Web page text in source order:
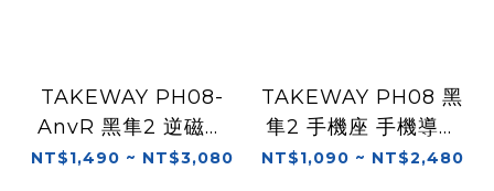
TAKEWAY PH08-
AnvR 黑隼2 逆磁浮
手機座 手機導航架 底
NT$1,490 ~ NT$3,080
TAKEWAY PH08 黑
隼2 手機座 手機導航
架 底座可選
NT$1,090 ~ NT$2,480